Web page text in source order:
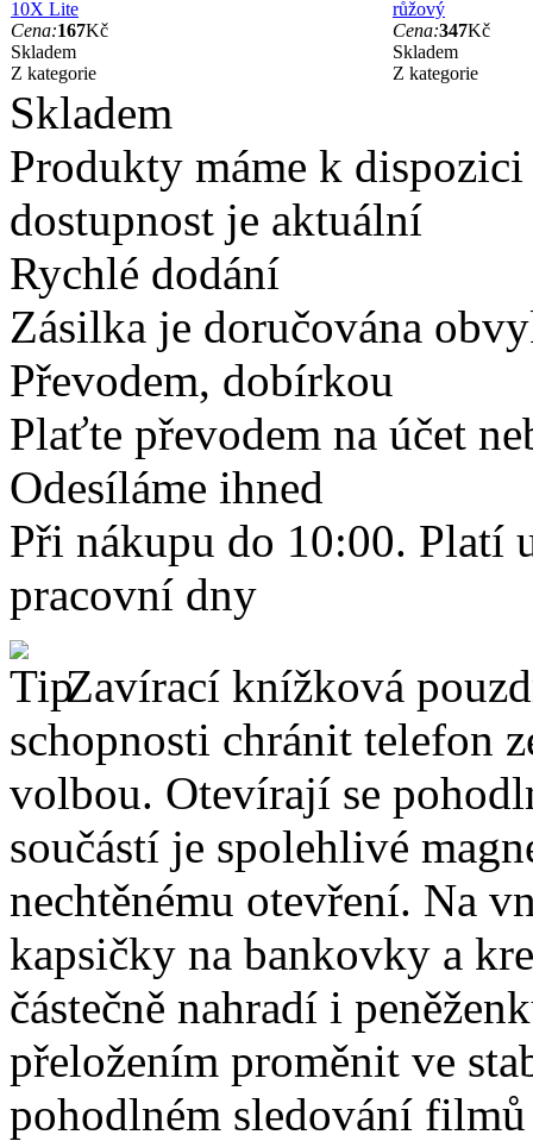
10X Lite
Cena:167Kč
Skladem
Z kategorie
růžový
Cena:347Kč
Skladem
Z kategorie
Skladem
Produkty máme k
dostupnost je aktuální
Rychlé dodání
Zásilka je doručována
Převodem, dobírkou
Plaťte převodem na účet
Odesíláme ihned
Při nákupu do 10:00. Platí
pracovní dny
Zavírací knížková
schopnosti chránit telefon
volbou. Otevírají se
součástí je spolehlivé
nechtěnému otevření. Na
kapsičky na bankovky a
částečně nahradí i
přeložením proměnit ve
pohodlném sledování